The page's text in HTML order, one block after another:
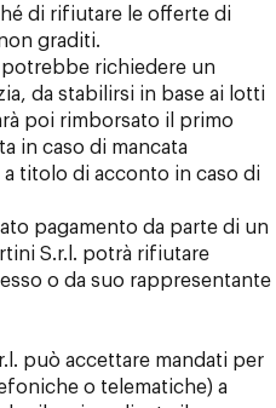
di rifiutare le offerte di
graditi.
potrebbe richiedere un
da stabilirsi in base ai lotti
poi rimborsato il primo
in caso di mancata
titolo di acconto in caso di
pagamento da parte di un
S.r.l. potrà rifiutare
o da suo rappresentante
può accettare mandati per
o telematiche) a